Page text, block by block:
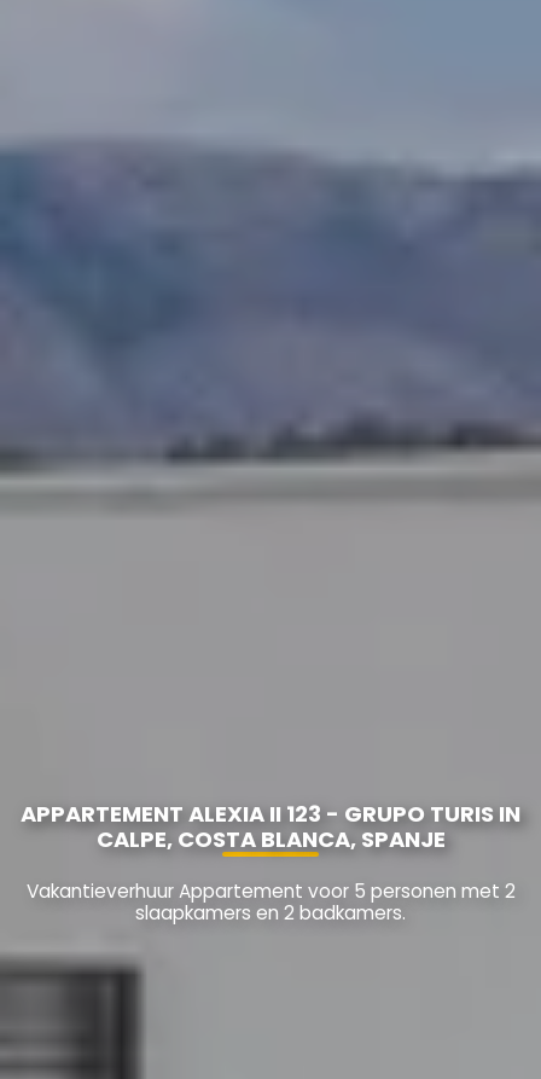
APPARTEMENT ALEXIA II 123 - GRUPO TURIS IN
CALPE, COSTA BLANCA, SPANJE
Vakantieverhuur Appartement voor 5 personen met 2
slaapkamers en 2 badkamers.